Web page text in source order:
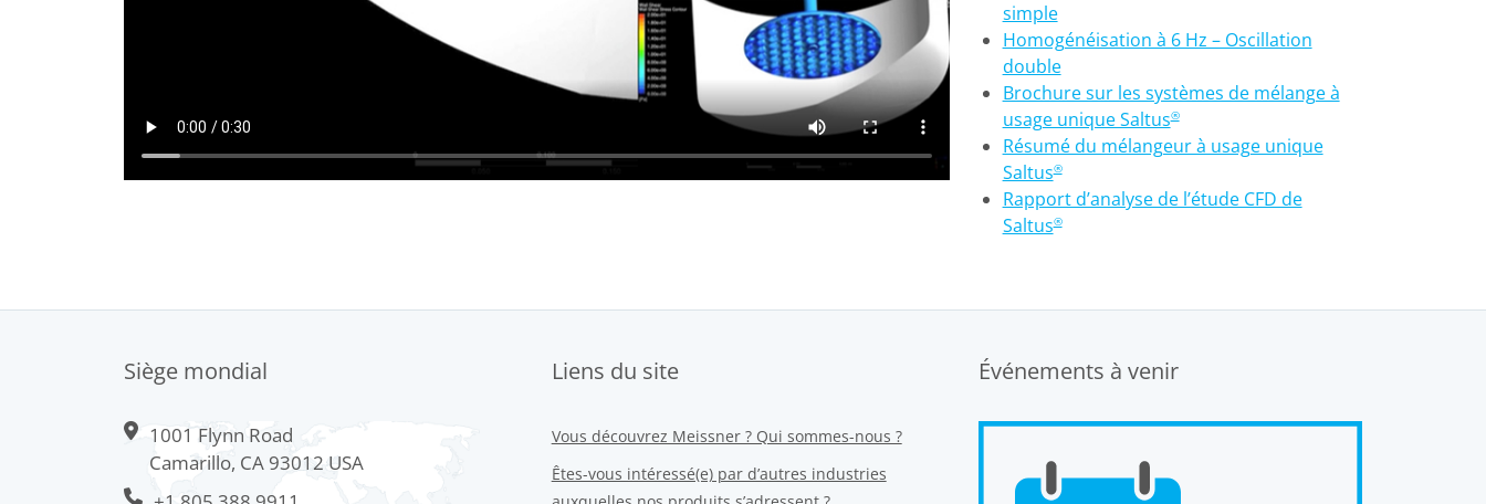
simple
Homogénéisation à 6 Hz – Oscillation
double
Brochure sur les systèmes de mélange à
usage unique Saltus®
Résumé du mélangeur à usage unique
Saltus®
Rapport d’analyse de l’étude CFD de
Saltus®
Siège mondial
1001 Flynn Road
Camarillo, CA 93012 USA
Liens du site
Vous découvrez Meissner ? Qui sommes-nous ?
Êtes-vous intéressé(e) par d’autres industries
Événements à venir